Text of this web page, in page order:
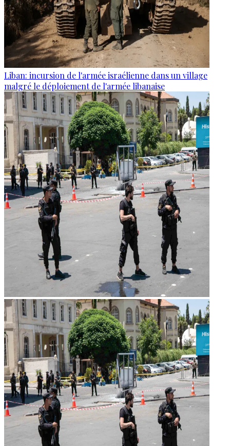
Liban: incursion de l'armée israélienne dans un village
malgré le déploiement de l'armée libanaise